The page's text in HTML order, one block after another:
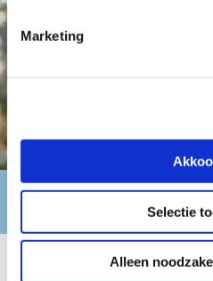
Marketing
Selectie
Alleen
Thema Mantelzorg